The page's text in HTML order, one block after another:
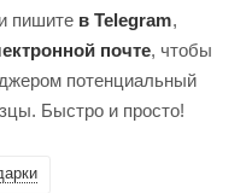
пишите в Telegram,
почте, чтобы
потенциальный
Быстро и просто!